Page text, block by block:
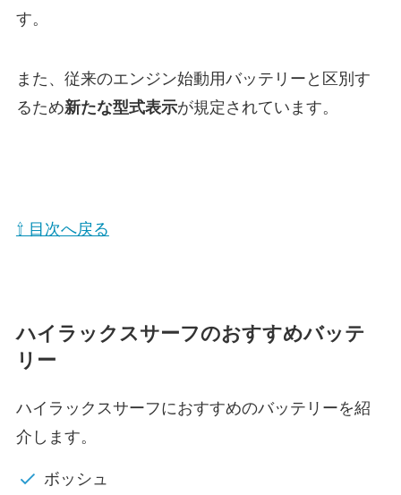
す。
また、従来のエンジン始動用バッテリーと区別す
るため新たな型式表示が規定されています。
⇧ 目次へ戻る
ハイラックスサーフのおすすめバッテ
リー
ハイラックスサーフにおすすめのバッテリーを紹
介します。
ボッシュ